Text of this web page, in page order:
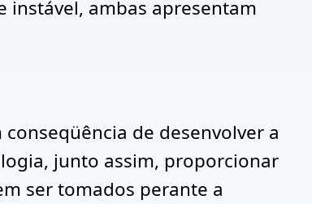
instável, ambas apresentam
de desenvolver a
junto assim, proporcionar
ser tomados perante a